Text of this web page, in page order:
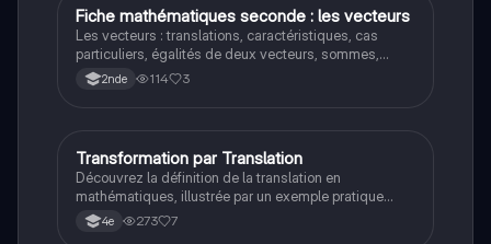
transformées. Ce document inclut des exemples
pratiques et des définitions clés pour maîtriser ces
notions essentielles en géométrie.
Maths
Fiche mathématiques seconde : les vecteurs
Les vecteurs : translations, caractéristiques, cas
particuliers, égalités de deux vecteurs, sommes,
relations de Chasles et règle du parallélogramme
2nde 114 3
Maths
Transformation par Translation
Découvrez la définition de la translation en
mathématiques, illustrée par un exemple pratique
avec un téléphérique. Ce document présente les
concepts clés des transformations mathématiques,
4e 273 7